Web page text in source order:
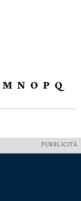
M N O P Q
PUBBLICITÀ